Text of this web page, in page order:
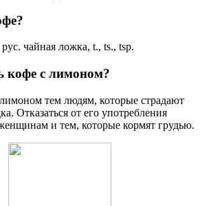
чайная ложка, t., ts., tsp.
кофе с лимоном?
тем людям, которые страдают
Отказаться от его употребления
и тем, которые кормят грудью.